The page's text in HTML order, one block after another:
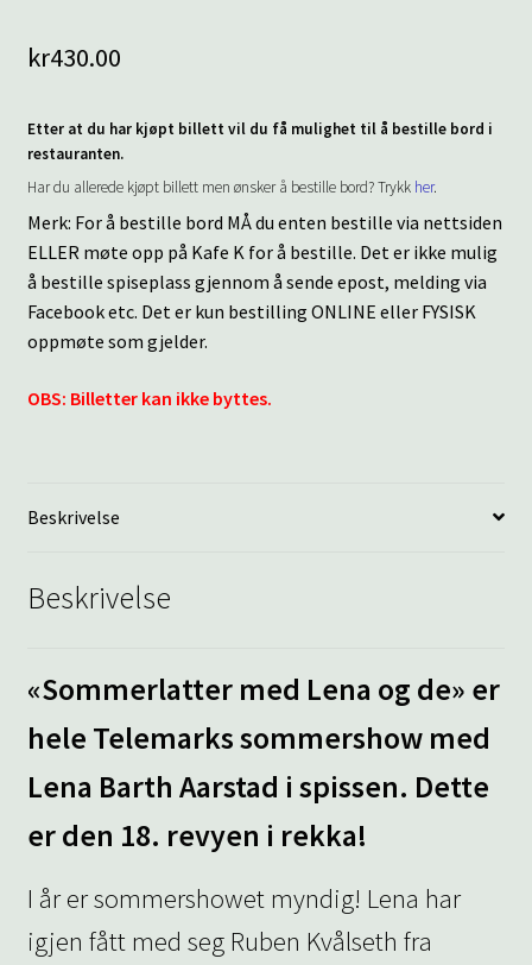
kr430.00
Etter at du har kjøpt billett vil du få mulighet til å bestille bord i
restauranten.
Har du allerede kjøpt billett men ønsker å bestille bord? Trykk her.
Merk: For å bestille bord MÅ du enten bestille via nettsiden
ELLER møte opp på Kafe K for å bestille. Det er ikke mulig
å bestille spiseplass gjennom å sende epost, melding via
Facebook etc. Det er kun bestilling ONLINE eller FYSISK
oppmøte som gjelder.
OBS: Billetter kan ikke byttes.
Beskrivelse
Beskrivelse
«Sommerlatter med Lena og de» er
hele Telemarks sommershow med
Lena Barth Aarstad i spissen. Dette
er den 18. revyen i rekka!
I år er sommershowet myndig! Lena har
igjen fått med seg Ruben Kvålseth fra